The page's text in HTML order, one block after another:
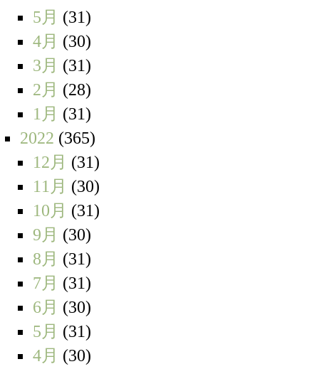
5月 (31)
4月 (30)
3月 (31)
2月 (28)
1月 (31)
2022 (365)
12月 (31)
11月 (30)
10月 (31)
9月 (30)
8月 (31)
7月 (31)
6月 (30)
5月 (31)
4月 (30)